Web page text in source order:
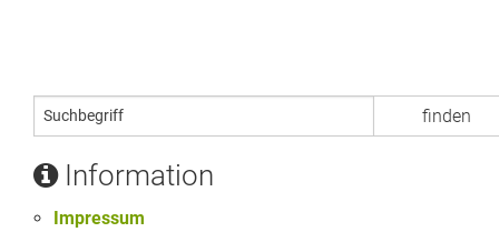
Information
Impressum